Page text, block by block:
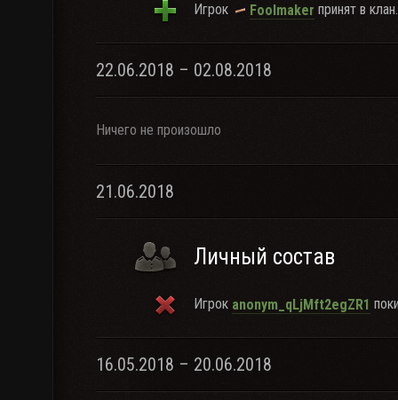
Игрок Foolmaker принят в клан.
22.06.2018 – 02.08.2018
Ничего не произошло
21.06.2018
Личный состав
Игрок anonym_qLjMft2egZR1
16.05.2018 – 20.06.2018